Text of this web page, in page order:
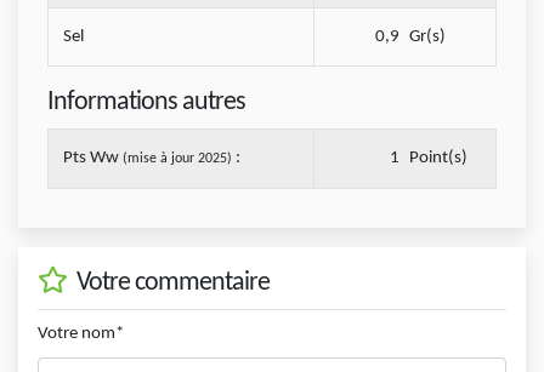
Sel 0,9 Gr(s)
Informations autres
Pts Ww (mise à jour 2025) : 1 Point(s)
Votre commentaire
Votre nom*